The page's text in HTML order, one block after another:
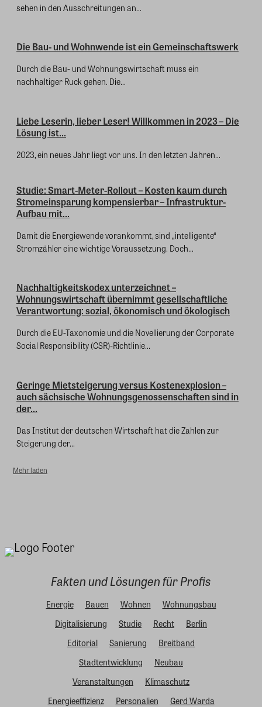
sehen in den Ausschreitungen an...
Die Bau- und Wohnwende ist ein Gemeinschaftswerk
Durch die Bau- und Wohnungswirtschaft muss ein
nachhaltiger Ruck gehen. Die...
Liebe Leserin, lieber Leser! Willkommen in 2023 – Die
Lösung ist...
2023, ein neues Jahr liegt vor uns. In den letzten Jahren...
Studie: Smart-Meter-Rollout – Kosten kaum durch
Stromeinsparung kompensierbar – Infrastruktur-
Aufbau mit...
Damit die Energiewende vorankommt, sind „intelligente“
Stromzähler eine wichtige Voraussetzung. Doch...
Nachhaltigkeitskodex unterzeichnet –
Wohnungswirtschaft übernimmt gesellschaftliche
Verantwortung: sozial, ökonomisch und ökologisch
Durch die EU-Taxonomie und die Novellierung der Corporate
Social Responsibility (CSR)-Richtlinie...
Geringe Mietsteigerung versus Kostenexplosion –
auch sächsische Wohnungsgenossenschaften sind in
der...
Das Institut der deutschen Wirtschaft hat die Zahlen zur
Steigerung der...
Mehr laden
Fakten und Lösungen für Profis
Energie Bauen Wohnen
Wohnungsbau
Digitalisierung
Studie Recht
Berlin
Editorial
Sanierung
Breitband
Stadtentwicklung
Neubau
Veranstaltungen
Klimaschutz
Energieeffizienz
Personalien Gerd Warda